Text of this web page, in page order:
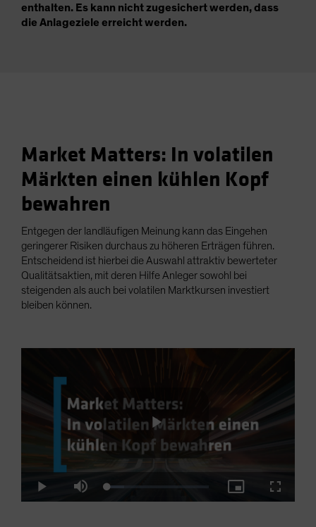
enthalten. Es kann nicht zugesichert werden, dass
die Anlageziele erreicht werden.
Market Matters: In volatilen
Märkten einen kühlen Kopf
bewahren
Entgegen der landläufigen Meinung kann das Eingehen
geringerer Risiken durchaus zu höheren Erträgen führen.
Entscheidend ist hierbei die Auswahl attraktiv bewerteter
Qualitätsaktien, mit deren Hilfe Anleger sowohl bei
steigenden als auch bei volatilen Marktkursen investiert
bleiben können.
Play
Play Mute Loaded
16.41%
Picture-
in-